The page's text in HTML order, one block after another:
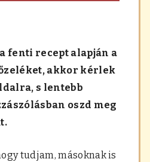
fenti recept alapján a
akkor kérlek
s lentebb
oszd meg
tudjam, másoknak is